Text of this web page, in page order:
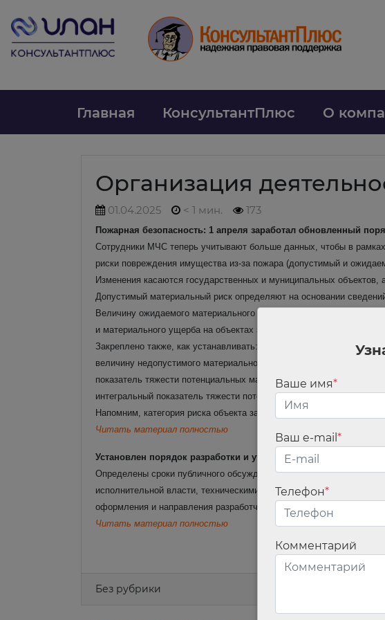
Главная КонсультантПлюс О
Организация
01.04.2025 < 1 мин. 173
Пожарная безопасность: 1 апреля заработал обновленный
Сотрудники МЧС теперь учитывают больше данных, чтобы в
риски повреждения имущества из-за пожара (допустимый и
Изменения касаются государственных и муниципальных
Допустимый материальный риск определяют на основании
Величину ожидаемого материального риска рассчитывают исходя
и материального ущерба на объектах защиты в этот же период.
Закреплено также, как устанавливать:
величину недопустимого материального ущерба от пожара;
показатель тяжести потенциальных материальных негативных
интегральный показатель тяжести потенциальных негативных
Напомним, категория риска объекта защиты влияет на то, как
Читать материал полностью
Установлен порядок разработки и утверждения изменений,
Определены сроки публичного обсуждения и доработки проекта
исполнительной власти, техническими комитетами по
оформления и направления разработчику экспертного заключения.
Читать материал полностью
Без рубрики
Ваше имя*
Ваш e-mail *
Телефон*
Комментарий